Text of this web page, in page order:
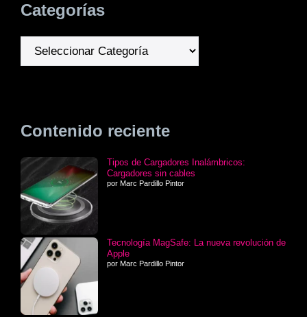
Categorías
Contenido reciente
Tipos de Cargadores Inalámbricos:
Cargadores sin cables
por Marc Pardillo Pintor
Tecnología MagSafe: La nueva revolución de
Apple
por Marc Pardillo Pintor